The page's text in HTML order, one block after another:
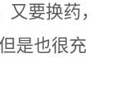
要换药，
是也很充